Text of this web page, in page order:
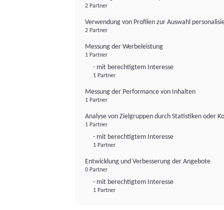
2 Partner
Verwendung von Profilen zur Auswahl
2 Partner
Messung der Werbeleistung
1 Partner
- mit berechtigtem Interesse
1 Partner
Messung der Performance von Inhalten
1 Partner
Analyse von Zielgruppen durch Statistiken oder
1 Partner
- mit berechtigtem Interesse
1 Partner
Entwicklung und Verbesserung der Angebote
0 Partner
- mit berechtigtem Interesse
1 Partner